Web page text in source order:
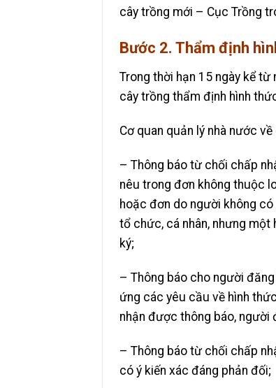
cây trồng mới – Cục Trồng
Bước 2. Thẩm định
Trong thời hạn 15 ngày kể từ
cây trồng thẩm định hình
Cơ quan quản lý nhà nước
– Thông báo từ chối chấp
nêu trong đơn không thuộc
hoặc đơn do người không
tổ chức, cá nhân, nhưng
ký;
– Thông báo cho người
ứng các yêu cầu về hình
nhận được thông báo,
– Thông báo từ chối chấp
có ý kiến xác đáng phản đối;